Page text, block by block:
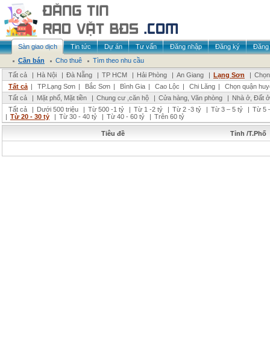
Sàn giao dịch Tin tức Dự án Tư vấn Đăng nhập Đăng ký
Đăng
Cần bán
Cho thuê
Tìm theo nhu cầu
Tất cả
| Hà Nội | Đà Nẵng | TP HCM | Hải Phòng | An Giang | Lạng Sơn |
Tất cả | TP.Lạng Sơn | Bắc Sơn | Bình Gia | Cao Lộc | Chi Lăng |
Chọn quận
Tất cả
| Mặt phố, Mặt tiền | Chung cư ,căn hộ | Cửa hàng, Văn phòng | Nhà ở, Đất ở
Tất cả
| Dưới 500 triệu | Từ 500 -1 tỷ | Từ 1 -2 tỷ | Từ 2 -3 tỷ | Từ 3 – 5 tỷ | Từ 5
| Từ 20 - 30 tỷ | Từ 30 - 40 tỷ | Từ 40 - 60 tỷ | Trên 60 tỷ
Tiêu đề Tỉnh /T.Phố